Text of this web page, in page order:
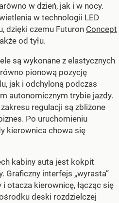
w dzień, jak i w nocy.
w technologii LED
dzięki czemu Futuron Concept
od tyłu.
są wykonane z elastycznych
pionową pozycję
jak i odchyloną podczas
autonomicznym trybie jazdy.
regulacji są zbliżone
Po uruchomieniu
kierownica chowa się
kabiny auta jest kokpit
Graficzny interfejs „wyrasta”
otacza kierownicę, łącząc się
deski rozdzielczej